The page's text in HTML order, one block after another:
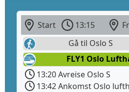
Start 13:15
Gå til Oslo S
FLY1 Oslo
13:20 Avreise Oslo S
13:42 Ankomst Oslo